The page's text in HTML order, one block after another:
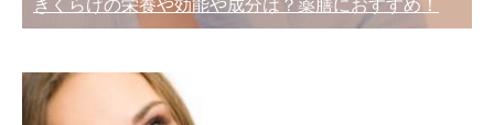
きくらげの栄養や効能や成分は？薬膳におすすめ！